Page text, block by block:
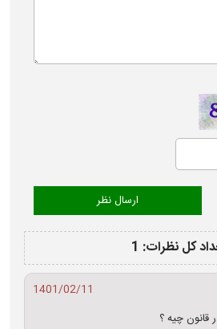
کل نظرات: 1
1401/02/11
قانون چیه ؟